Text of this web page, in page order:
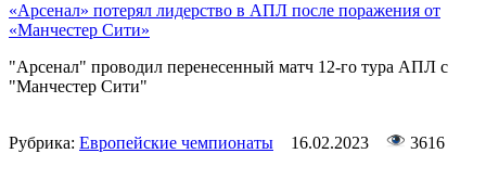
«Арсенал» потерял лидерство в АПЛ после поражения от
«Манчестер Сити»
"Арсенал" проводил перенесенный матч 12-го тура АПЛ с
"Манчестер Сити"
Рубрика: Европейские чемпионаты 16.02.2023 3616